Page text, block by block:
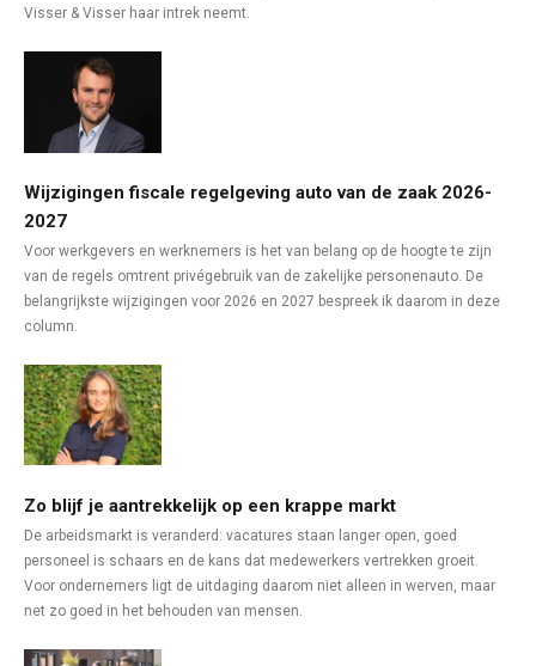
Visser & Visser haar intrek neemt.
Wijzigingen fiscale regelgeving auto van de zaak 2026-
2027
Voor werkgevers en werknemers is het van belang op de hoogte te zijn
van de regels omtrent privégebruik van de zakelijke personenauto. De
belangrijkste wijzigingen voor 2026 en 2027 bespreek ik daarom in deze
column.
Zo blijf je aantrekkelijk op een krappe markt
De arbeidsmarkt is veranderd: vacatures staan langer open, goed
personeel is schaars en de kans dat medewerkers vertrekken groeit.
Voor ondernemers ligt de uitdaging daarom niet alleen in werven, maar
net zo goed in het behouden van mensen.